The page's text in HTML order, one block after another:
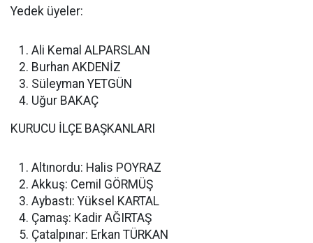
Yedek üyeler:
Ali Kemal ALPARSLAN
Burhan AKDENİZ
Süleyman YETGÜN
Uğur BAKAÇ
KURUCU İLÇE BAŞKANLARI
Altınordu: Halis POYRAZ
Akkuş: Cemil GÖRMÜŞ
Aybastı: Yüksel KARTAL
Çamaş: Kadir AĞIRTAŞ
Çatalpınar: Erkan TÜRKAN